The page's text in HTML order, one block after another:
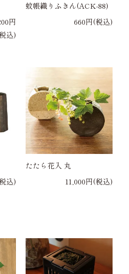
円
込)
蚊帳織りふきん(ACK-88)
660円(税込)
込)
たたら花入 丸
11,000円(税込)